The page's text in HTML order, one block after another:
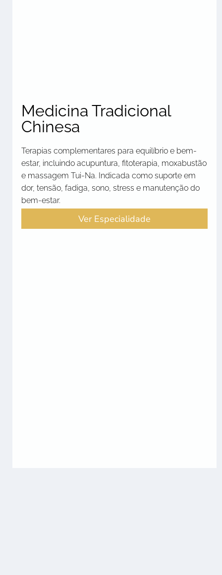
Medicina Tradicional
Chinesa
Terapias complementares para equilíbrio e bem-
estar, incluindo acupuntura, fitoterapia, moxabustão
e massagem Tui-Na. Indicada como suporte em
dor, tensão, fadiga, sono, stress e manutenção do
bem-estar.
Ver Especialidade